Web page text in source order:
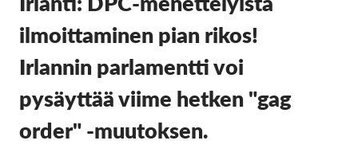
Edustajakanne
OnionShare
Media
Yhteystiedot
GDPRhub
ilmoittaminen pian rikos!
Irlannin parlamentti voi
pysäyttää viime hetken "gag
order" -muutoksen.